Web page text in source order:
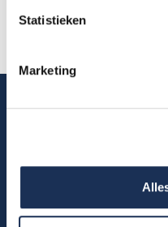
Statistieken
Marketing
BELAS VOF is jouw
maatwerk
professionele services.